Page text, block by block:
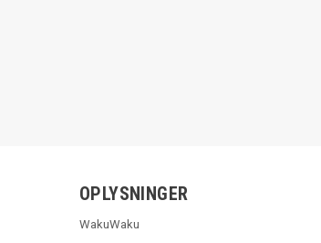
OPLYSNINGER
WakuWaku